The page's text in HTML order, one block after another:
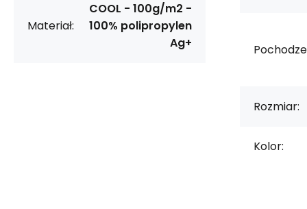
Materiał:
COOL - 100g/m2 -
100% polipropylen
Ag+
Rozmiar:
Kolor: